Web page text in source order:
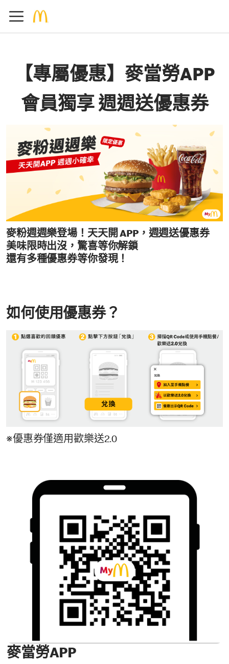
【專屬優惠】麥當勞APP
會員獨享 週週送優惠券
麥粉週週樂登場！天天開 APP，週週送優惠券
美味限時出沒，驚喜等你解鎖
還有多種優惠券等你發現！
如何使用優惠券？
※優惠券僅適用歡樂送2.0
麥當勞APP